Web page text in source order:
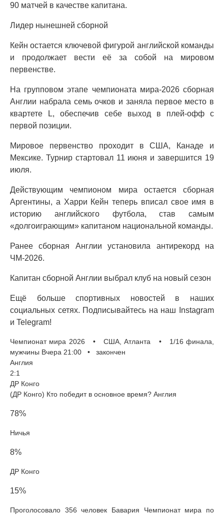
90 матчей в качестве капитана.
Лидер нынешней сборной
Кейн остается ключевой фигурой английской команды
и продолжает вести её за собой на мировом
первенстве.
На групповом этапе чемпионата мира-2026 сборная
Англии набрала семь очков и заняла первое место в
квартете L, обеспечив себе выход в плей-офф с
первой позиции.
Мировое первенство проходит в США, Канаде и
Мексике. Турнир стартовал 11 июня и завершится 19
июля.
Действующим чемпионом мира остается сборная
Аргентины, а Харри Кейн теперь вписал свое имя в
историю английского футбола, став самым
«долгоиграющим» капитаном национальной команды.
Ранее сборная Англии установила антирекорд на
ЧМ-2026.
Капитан сборной Англии выбрал клуб на новый сезон
Ещё больше спортивных новостей в наших
социальных сетях. Подписывайтесь на наш Instagram
и Telegram!
Чемпионат мира 2026 • США, Атланта • 1/16 финала,
мужчины Вчера 21:00 • закончен
Англия
2:1
ДР Конго
(ДР Конго) Кто победит в основное время? Англия
78%
Ничья
8%
ДР Конго
15%
Проголосовало 356 человек Бавария Чемпионат мира по